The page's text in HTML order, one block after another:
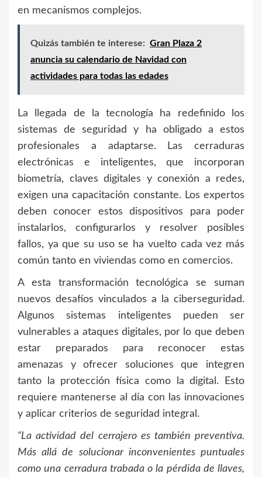
en mecanismos complejos.
Quizás también te interese: Gran Plaza 2
anuncia su calendario de Navidad con
actividades para todas las edades
La llegada de la tecnología ha redefinido los
sistemas de seguridad y ha obligado a estos
profesionales a adaptarse. Las cerraduras
electrónicas e inteligentes, que incorporan
biometría, claves digitales y conexión a redes,
exigen una capacitación constante. Los expertos
deben conocer estos dispositivos para poder
instalarlos, configurarlos y resolver posibles
fallos, ya que su uso se ha vuelto cada vez más
común tanto en viviendas como en comercios.
A esta transformación tecnológica se suman
nuevos desafíos vinculados a la ciberseguridad.
Algunos sistemas inteligentes pueden ser
vulnerables a ataques digitales, por lo que deben
estar preparados para reconocer estas
amenazas y ofrecer soluciones que integren
tanto la protección física como la digital. Esto
requiere mantenerse al día con las innovaciones
y aplicar criterios de seguridad integral.
“La actividad del cerrajero es también preventiva.
Más allá de solucionar inconvenientes puntuales
como una cerradura trabada o la pérdida de llaves,